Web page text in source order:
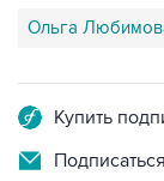
Ольга
Купить